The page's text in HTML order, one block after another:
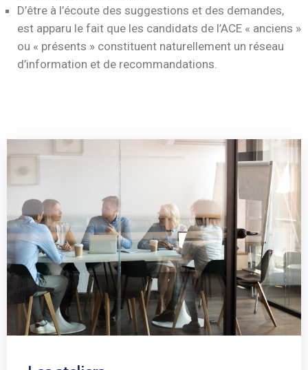
D’être à l’écoute des suggestions et des demandes,
est apparu le fait que les candidats de l’ACE « anciens »
ou « présents » constituent naturellement un réseau
d’information et de recommandations.